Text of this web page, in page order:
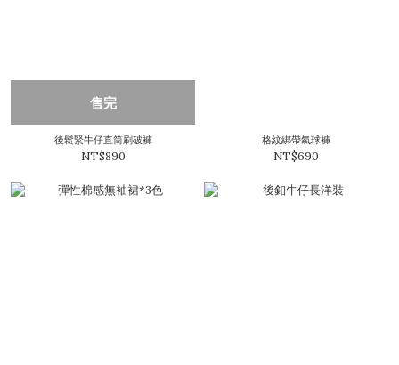
售完
後鬆緊牛仔直筒刷破褲
NT$890
格紋綁帶氣球褲
NT$690